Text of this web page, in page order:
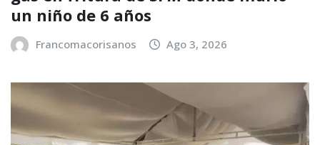
un niño de 6 años
Francomacorisanos Ago 3, 2026